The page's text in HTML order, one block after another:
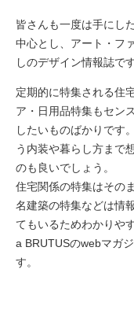
皆さんも一度は手にし
中心とし、アート・フ
しのデザイン情報誌です
定期的に特集される住
ア・日用品特集もセン
したいものばかりです
う内装や暮らし方まで
のも良いでしょう。
住宅関係の特集はその
名建築の特集などは情
てもいるためわかりや
a BRUTUSのwebマガ
す。